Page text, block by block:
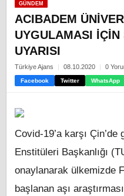
GÜNDEM
ACIBADEM
UYGULAMASI İÇIN
UYARISI
Türkiye Ajans 08.10.2020 0
Facebook Twitter WhatsApp
Covid-19’a karşı
Enstitüleri Başkanlığı
onaylanarak ülkemizde
başlanan aşı